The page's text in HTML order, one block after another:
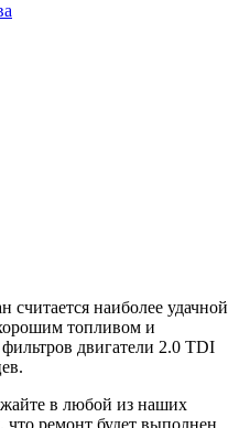
наиболее удачной
топливом и
двигатели 2.0 TDI
в любой из наших